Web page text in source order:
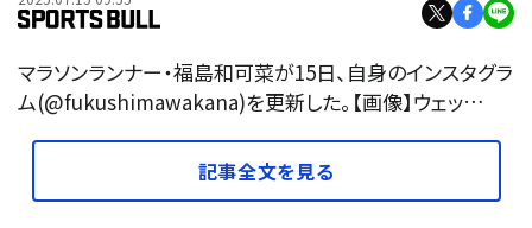
マラソンランナー・福島和可菜が15日、自身のインスタグラ
ム(@fukushimawakana)を更新した。【画像】ウェッ…
記事全文を見る